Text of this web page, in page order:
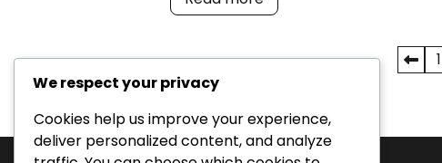
Posts
pagination
1
We respect your privacy
Cookies help us improve your experience,
deliver personalized content, and analyze